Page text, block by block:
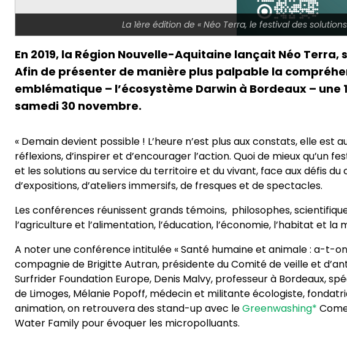
La 1ère édition de « Néo Terra, le festival des
En 2019, la Région Nouvelle-Aquitaine lançait Néo
Afin de présenter de manière plus palpable la
emblématique – l’écosystème Darwin à Bordeaux –
samedi 30 novembre.
« Demain devient possible ! L’heure n’est plus aux constats, elle est
réflexions, d’inspirer et d’encourager l’action. Quoi de mieux qu’un
et les solutions au service du territoire et du vivant, face aux défis
d’expositions, d’ateliers immersifs, de fresques et de spectacles.
Les conférences réunissent grands témoins, philosophes,
l’agriculture et l’alimentation, l’éducation, l’économie, l’habitat et la
A noter une conférence intitulée « Santé humaine et animale : a-t-
compagnie de Brigitte Autran, présidente du Comité de veille et
Surfrider Foundation Europe, Denis Malvy, professeur à Bordeaux,
de Limoges, Mélanie Popoff, médecin et militante écologiste,
animation, on retrouvera des stand-up avec leGreenwashing*
Water Family pour évoquer les micropolluants.